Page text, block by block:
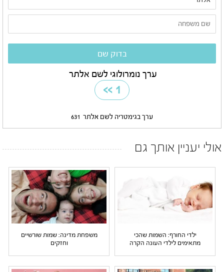
ערך נומרולוגי לשם אלתר
1
>>
ערך בגימטריה לשם אלתר 631
אולי יעניין אותך גם
ילדי החורף: השמות שהכי
מתאימים לילדי העונה הקרה
משפחת מדינה: שמות שורשיים
וחזקים